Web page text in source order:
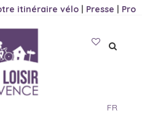
itinéraire vélo | Presse | Pro
FR